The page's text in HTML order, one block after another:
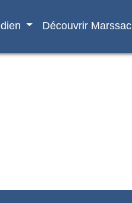
Découvrir Marssac